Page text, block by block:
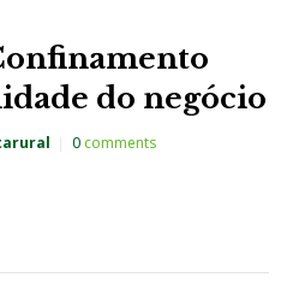
do negócio
0comments